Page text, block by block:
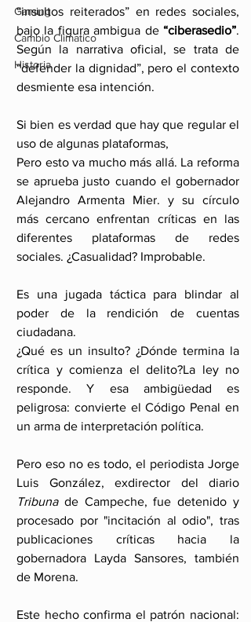
Gaming
Cambio Climatico
Historia
“insultos reiterados” en redes sociales,
bajo la figura ambigua de “ciberasedio”.
Según la narrativa oficial, se trata de
“defender la dignidad”, pero el contexto
desmiente esa intención.
Si bien es verdad que hay que regular el
uso de algunas plataformas,
Pero esto va mucho más allá. La reforma
se aprueba justo cuando el gobernador
Alejandro Armenta Mier. y su círculo
más cercano enfrentan críticas en las
diferentes plataformas de redes
sociales. ¿Casualidad? Improbable.
Es una jugada táctica para blindar al
poder de la rendición de cuentas
ciudadana.
¿Qué es un insulto? ¿Dónde termina la
crítica y comienza el delito?La ley no
responde. Y esa ambigüedad es
peligrosa: convierte el Código Penal en
un arma de interpretación política.
Pero eso no es todo, el periodista Jorge
Tribuna de Campeche, fue detenido y
procesado por "incitación al odio", tras
publicaciones críticas hacia la
gobernadora Layda Sansores, también
de Morena.
Este hecho confirma el patrón nacional: